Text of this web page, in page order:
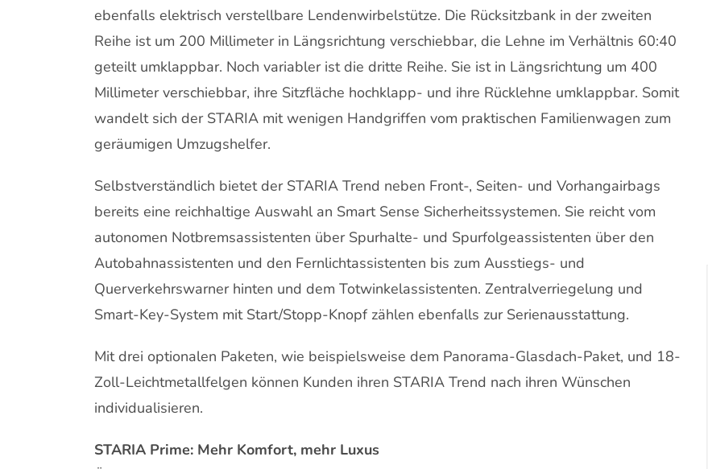
ebenfalls elektrisch verstellbare Lendenwirbelstütze. Die Rücksitzbank in der zweiten
Reihe ist um 200 Millimeter in Längsrichtung verschiebbar, die Lehne im Verhältnis 60:40
geteilt umklappbar. Noch variabler ist die dritte Reihe. Sie ist in Längsrichtung um 400
Millimeter verschiebbar, ihre Sitzfläche hochklapp- und ihre Rücklehne umklappbar. Somit
wandelt sich der STARIA mit wenigen Handgriffen vom praktischen Familienwagen zum
geräumigen Umzugshelfer.
Selbstverständlich bietet der STARIA Trend neben Front-, Seiten- und Vorhangairbags
bereits eine reichhaltige Auswahl an Smart Sense Sicherheitssystemen. Sie reicht vom
autonomen Notbremsassistenten über Spurhalte- und Spurfolgeassistenten über den
Autobahnassistenten und den Fernlichtassistenten bis zum Ausstiegs- und
Querverkehrswarner hinten und dem Totwinkelassistenten. Zentralverriegelung und
Smart-Key-System mit Start/Stopp-Knopf zählen ebenfalls zur Serienausstattung.
Mit drei optionalen Paketen, wie beispielsweise dem Panorama-Glasdach-Paket, und 18-
Zoll-Leichtmetallfelgen können Kunden ihren STARIA Trend nach ihren Wünschen
individualisieren.
STARIA Prime: Mehr Komfort, mehr Luxus